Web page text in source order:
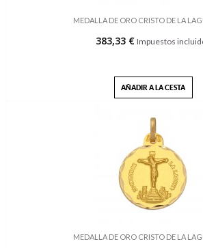
MEDALLA DE ORO CRISTO DE LA
383,33 € Impuestos
AÑADIR A LA CESTA
MEDALLA DE ORO CRISTO DE LA